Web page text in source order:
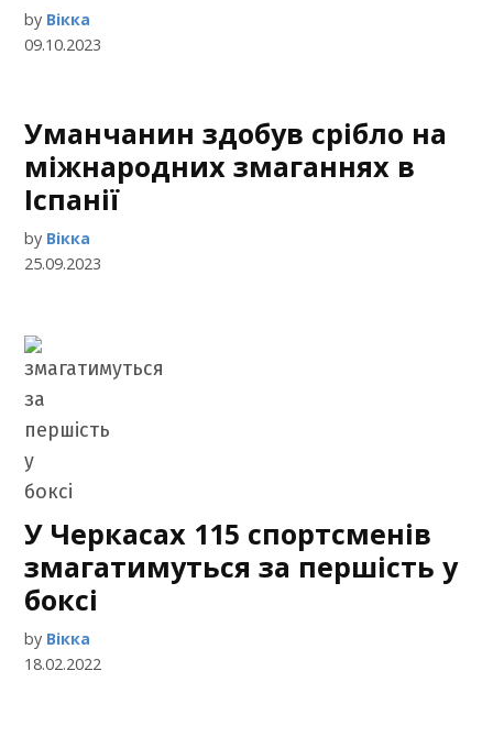
by Вікка
09.10.2023
Уманчанин здобув срібло на
міжнародних змаганнях в
Іспанії
by Вікка
25.09.2023
У Черкасах 115 спортсменів
змагатимуться за першість у
боксі
by Вікка
18.02.2022